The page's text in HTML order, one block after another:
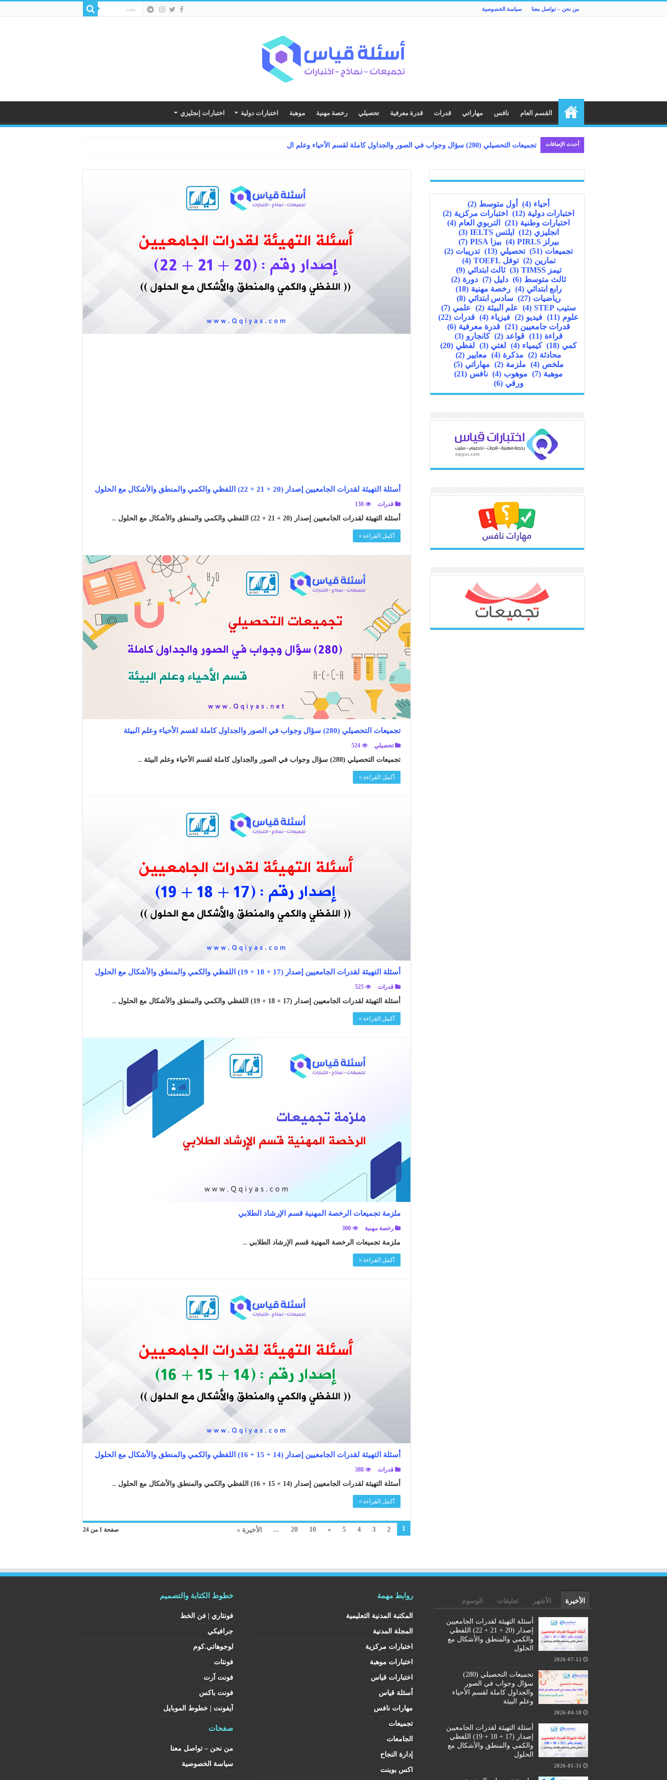
من نحن – تواصل معنا سياسة الخصوصية
القسم العام نافس مهاراتي قدرات قدرة معرفية تحصيلي رخصة مهنية موهبة اختبارات دولية اختبارات إنجليزي
أحدث الإضافات
أسئلة التهيئة لقدرات الجامعيين إصدار (20 + 21 + 22) اللفظي والكمي والمنطق والأشكال مع الحلول
قدرات 138
أسئلة التهيئة لقدرات الجامعيين إصدار (20 + 21 + 22) اللفظي والكمي والمنطق والأشكال مع الحلول ..
أكمل القراءة »
تجميعات التحصيلي (280) سؤال وجواب في الصور والجداول كاملة لقسم الأحياء وعلم البيئة
تحصيلي 524
تجميعات التحصيلي (280) سؤال وجواب في الصور والجداول كاملة لقسم الأحياء وعلم البيئة ..
أكمل القراءة »
أسئلة التهيئة لقدرات الجامعيين إصدار (17 + 18 + 19) اللفظي والكمي والمنطق والأشكال مع الحلول
قدرات 525
أسئلة التهيئة لقدرات الجامعيين إصدار (17 + 18 + 19) اللفظي والكمي والمنطق والأشكال مع الحلول ..
أكمل القراءة »
ملزمة تجميعات الرخصة المهنية قسم الإرشاد الطلابي
رخصة مهنية 300
ملزمة تجميعات الرخصة المهنية قسم الإرشاد الطلابي ..
أكمل القراءة »
أسئلة التهيئة لقدرات الجامعيين إصدار (14 + 15 + 16) اللفظي والكمي والمنطق والأشكال مع الحلول
قدرات 388
أسئلة التهيئة لقدرات الجامعيين إصدار (14 + 15 + 16) اللفظي والكمي والمنطق والأشكال مع الحلول ..
أكمل القراءة »
صفحة 1 من 24 1
2
3
4
5
»
10
20
... الأخيرة »
أحياء (4) أول متوسط (2)
اختبارات دولية (12) اختبارات مركزية (2)
اختبارات وطنية (21) التربوي العام (4)
انجليزي (12) ايلتس IELTS
(3)
بيرلز PIRLS
(4) بيزا PISA
(7)
تجميعات (51) تحصيلي (13) تدريبات (2)
تمارين (2) توفل TOEFL
(4)
تيمز TIMSS
(3) ثالث ابتدائي (9)
ثالث متوسط (6) دليل (7) دورة (2)
رابع ابتدائي (4) رخصة مهنية (18)
رياضيات (27) سادس ابتدائي (8)
ستيب STEP
(4) علم البيئة (2) علمي (7)
علوم (11) فيديو (2) فيزياء (4) قدرات (22)
قدرات جامعيين (21) قدرة معرفية (6)
قراءة (11) قواعد (2) كانجارو (3)
كمي (18) كيمياء (4) لغتي (3) لفظي (20)
محادثة (2) مذكرة (4) معايير (2)
ملخص (4) ملزمة (2) مهاراتي (5)
موهبة (7) موهوب (4) نافس (21)
ورقي (6)
الأخيرة الأشهر تعليقات الوسوم
أسئلة التهيئة لقدرات الجامعيين
إصدار (20 + 21 + 22) اللفظي
والكمي والمنطق والأشكال مع
الحلول
2026-07-12
تجميعات التحصيلي (280)
سؤال وجواب في الصور
والجداول كاملة لقسم الأحياء
وعلم البيئة
2026-04-18
أسئلة التهيئة لقدرات الجامعيين
إصدار (17 + 18 + 19) اللفظي
والكمي والمنطق والأشكال مع
الحلول
2026-01-31
روابط مهمة
المكتبة المدنية التعليمية
المجلة المدنية
اختبارات مركزية
اختبارات موهبة
اختبارات قياس
أسئلة قياس
مهارات نافس
تجميعات
الجامعات
إدارة النجاح
اكس بوينت
خطوط الكتابة والتصميم
فونتاري | فن الخط
جرافيكي
لوجوهاتي.كوم
فونتات
فونت آرت
فونت باكس
آيفونت | خطوط الموبايل
صفحات
من نحن – تواصل معنا
سياسة الخصوصية